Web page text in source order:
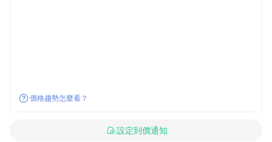
價格趨勢怎麼看？
設定到價通知